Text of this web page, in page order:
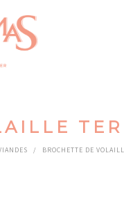
/ BROCHETTE DE